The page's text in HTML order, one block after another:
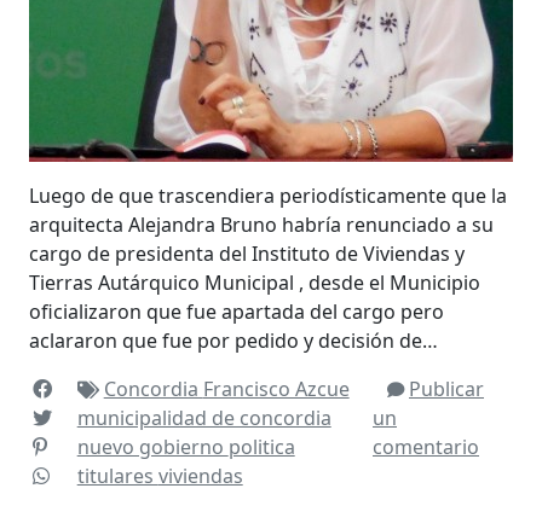
Luego de que trascendiera periodísticamente que la
arquitecta Alejandra Bruno habría renunciado a su
cargo de presidenta del Instituto de Viviendas y
Tierras Autárquico Municipal , desde el Municipio
oficializaron que fue apartada del cargo pero
aclararon que fue por pedido y decisión de…
Concordia Francisco Azcue
municipalidad de concordia
nuevo gobierno politica
titulares viviendas
Publicar
un
comentario